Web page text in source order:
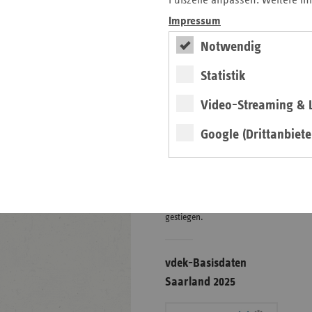
Impressum
Notwendig
Statistik
Video-Streaming &
Google
Eigenanteile in der
01.01.2026
Grafik
weiter
gestiegen.
vdek-Basisdaten
Saarland 2025